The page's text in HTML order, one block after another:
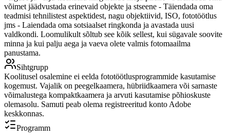
võimet jäädvustada erinevaid objekte ja stseene - Täiendada oma
teadmisi tehnilistest aspektidest, nagu objektiivid, ISO, fototöötlus
jms - Laiendada oma sotsiaalset ringkonda ja avastada uusi
valdkondi. Loomulikult sõltub see kõik sellest, kui sügavale soovite
minna ja kui palju aega ja vaeva olete valmis fotomaailma
panustama.
Sihtgrupp
Koolitusel osalemine ei eelda fototöötlusprogrammide kasutamise
kogemust. Vajalik on peegelkaamera, hübriidkaamera või sarnaste
võimalustega kompaktkaamera ja arvuti kasutamise põhioskuste
olemasolu. Samuti peab olema registreeritud konto Adobe
keskkonnas.
Programm